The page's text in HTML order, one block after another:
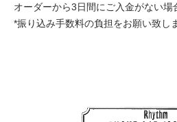
オーダーから3日間にご入金がない場
*振り込み手数料の負担をお願い致し